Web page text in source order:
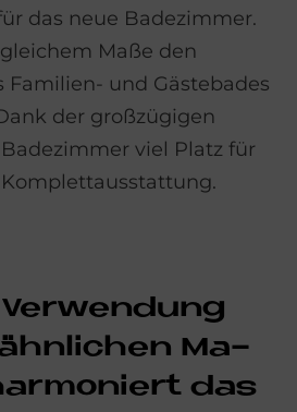
das neue Badezimmer.
Maße den
Familien- und Gästebades
der großzügigen
viel Platz für
Ma­
das